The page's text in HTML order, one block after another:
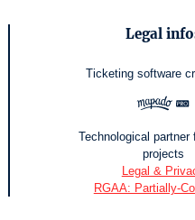
Legal
Ticketing software
Technological partner
projects
Legal &
RGAA: Partially-